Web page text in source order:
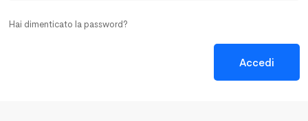
Hai dimenticato la password?